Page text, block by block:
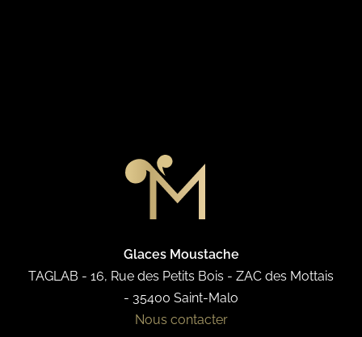
Glaces Moustache
TAGLAB - 16, Rue des Petits Bois - ZAC des Mottais
- 35400 Saint-Malo
Nous contacter